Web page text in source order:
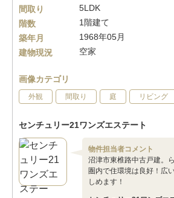
間取り
5LDK
階数
1階建て
築年月
1968年05月
建物現況
空家
画像カテゴリ
外観 間取り 庭 リビング
センチュリー21ワンズエステート
物件担当者コメント
沼津市東椎路中古戸建。
圏内で住環境は良好！広
しめます！